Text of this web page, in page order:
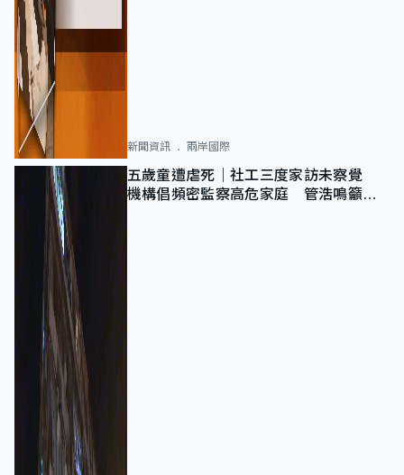
新聞資訊 兩岸國際
五歲童遭虐死｜社工三度家訪未察覺
機構倡頻密監察高危家庭 管浩鳴籲加